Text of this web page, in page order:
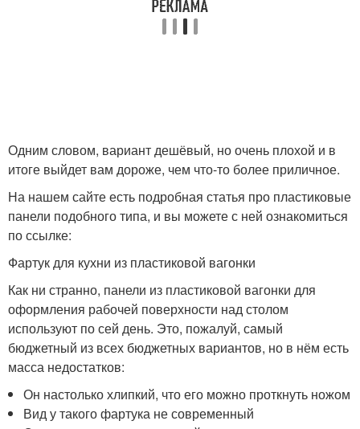
Одним словом, вариант дешёвый, но очень плохой и в
итоге выйдет вам дороже, чем что-то более приличное.
На нашем сайте есть подробная статья про пластиковые
панели подобного типа, и вы можете с ней ознакомиться
по ссылке:
Фартук для кухни из пластиковой вагонки
Как ни странно, панели из пластиковой вагонки для
оформления рабочей поверхности над столом
используют по сей день. Это, пожалуй, самый
бюджетный из всех бюджетных вариантов, но в нём есть
масса недостатков:
Он настолько хлипкий, что его можно проткнуть ножом
Вид у такого фартука не современный